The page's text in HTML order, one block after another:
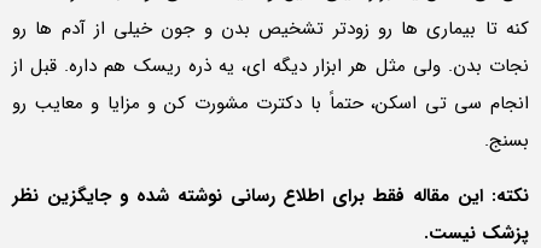
کنه تا بیماری ها رو زودتر تشخیص بدن و جون خیلی از آدم ها رو
نجات بدن. ولی مثل هر ابزار دیگه ای، یه ذره ریسک هم داره. قبل از
انجام سی تی اسکن، حتماً با دکترت مشورت کن و مزایا و معایب رو
بسنج.
نکته: این مقاله فقط برای اطلاع رسانی نوشته شده و جایگزین نظر
پزشک نیست.